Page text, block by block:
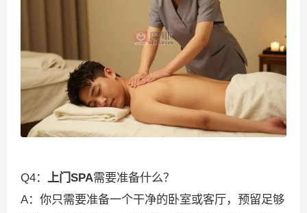
Q4： 上门SPA需要准备什么？
A：你只需要准备一个干净的卧室或客厅，预留足够